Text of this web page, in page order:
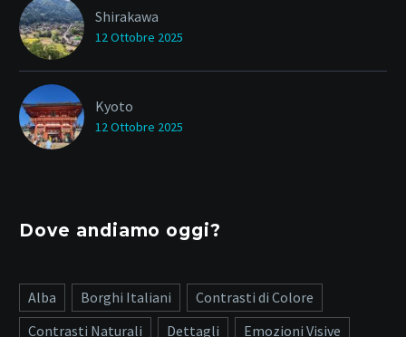
Shirakawa
12 Ottobre 2025
Kyoto
12 Ottobre 2025
Dove andiamo oggi?
Alba Borghi Italiani
Contrasti di Colore
Contrasti Naturali
Dettagli
Emozioni Visive